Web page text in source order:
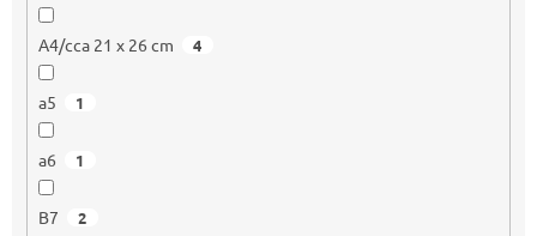
A4/cca 21 x 26 cm 4
a5 1
a6 1
B7 2